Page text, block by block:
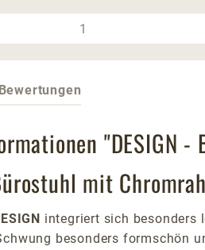
Gib den
Bewertungen
"DESIGN
mit
integriert sich besonders
besonders formschön